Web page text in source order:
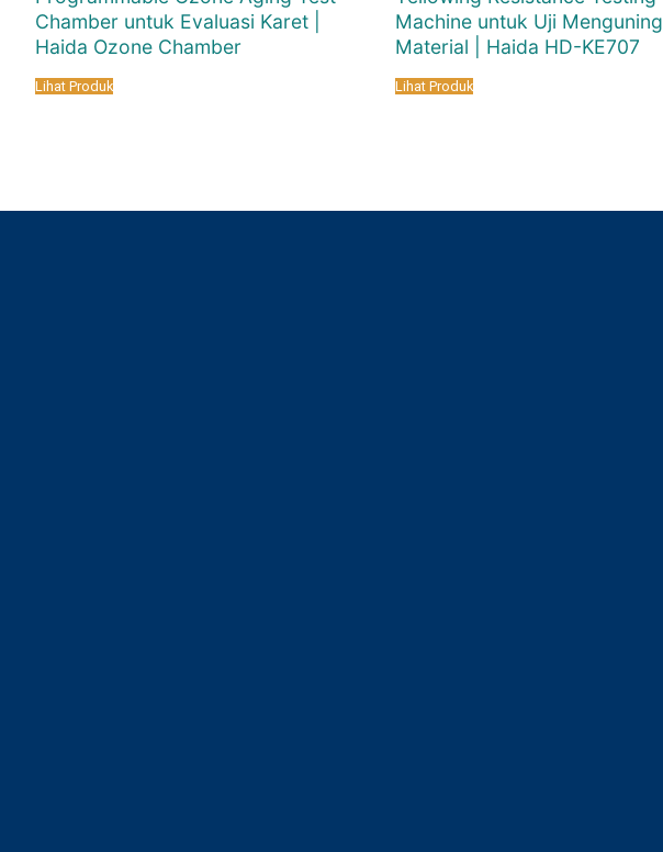
Chamber untuk Evaluasi Karet |
Haida Ozone Chamber
Lihat Produk
Machine untuk Uji Menguning
Material | Haida HD-KE707
Lihat Produk